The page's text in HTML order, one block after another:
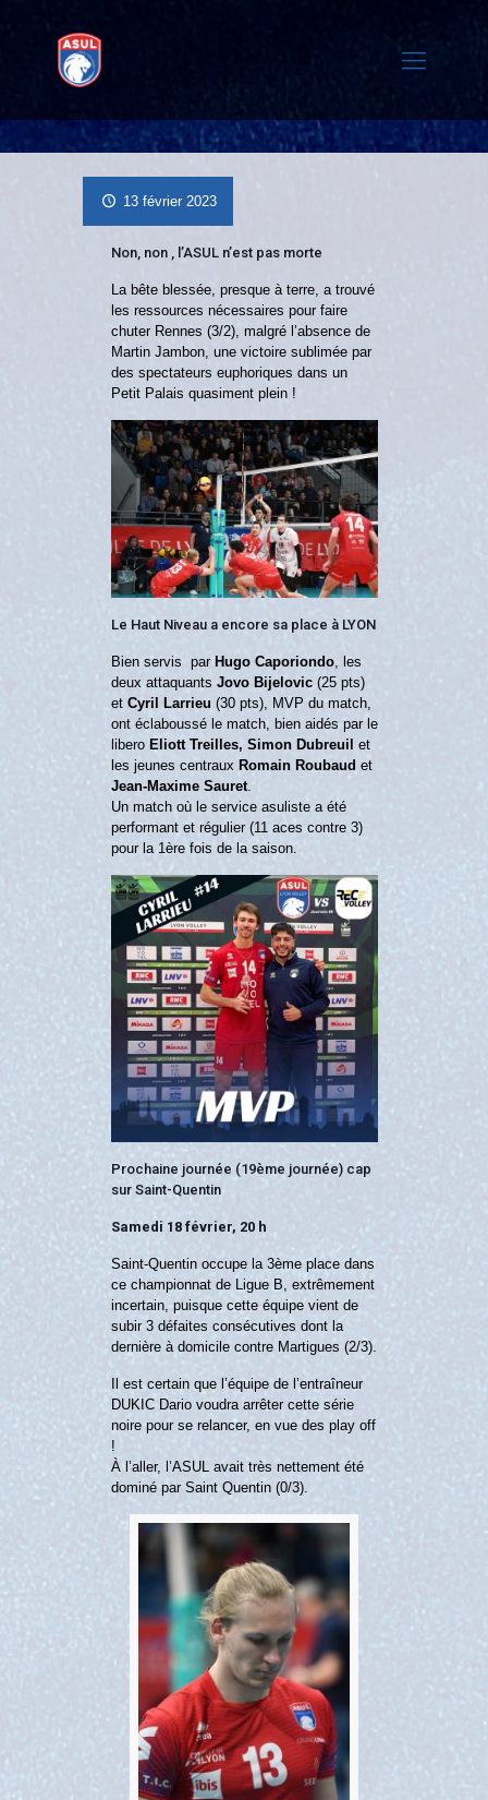
13 février 2023
Non, non , l’ASUL n’est pas morte
La bête blessée, presque à terre, a trouvé
les ressources nécessaires pour faire
chuter Rennes (3/2), malgré l’absence de
Martin Jambon, une victoire sublimée par
des spectateurs euphoriques dans un
Petit Palais quasiment plein !
Le Haut Niveau a encore sa place à LYON
Bien servis par Hugo Caporiondo, les
deux attaquants Jovo Bijelovic(25 pts)
et Cyril Larrieu (30 pts), MVP du match,
ont éclaboussé le match, bien aidés par le
libero Eliott Treilles, Simon Dubreuil et
les jeunes centraux Romain Roubaud et
Jean-Maxime Sauret.
Un match où le service asuliste a été
performant et régulier (11 aces contre 3)
pour la 1ère fois de la saison.
Prochaine journée (19ème journée) cap
sur Saint-Quentin
Samedi 18 février, 20 h
Saint-Quentin occupe la 3ème place dans
ce championnat de Ligue B, extrêmement
incertain, puisque cette équipe vient de
subir 3 défaites consécutives dont la
dernière à domicile contre Martigues (2/3).
Il est certain que l’équipe de l’entraîneur
DUKIC Dario voudra arrêter cette série
noire pour se relancer, en vue des play off
!
À l’aller, l’ASUL avait très nettement été
dominé par Saint Quentin (0/3).